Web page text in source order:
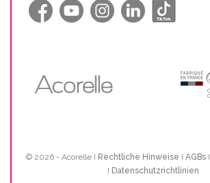
© 2026 - Acorelle I Rechtliche Hinweise I AGBsI
I Datenschutzrichtlinien